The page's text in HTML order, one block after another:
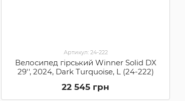
Артикул: 24-222
Велосипед гірський Winner Solid DX
29'', 2024, Dark Turquoise, L (24-222)
22 545 грн